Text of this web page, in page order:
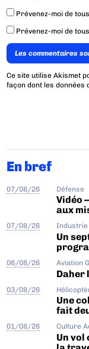
Prévenez-moi de
Prévenez-moi de
Les commentaires
Ce site utilise Akismet
façon dont les données
En bref
07/08/26 Défense
Vidéo
aux
07/08/26 Industrie
Un
06/08/26 Aviation
Daher
03/08/26
Une
fait
01/08/26 Culture
Un vol